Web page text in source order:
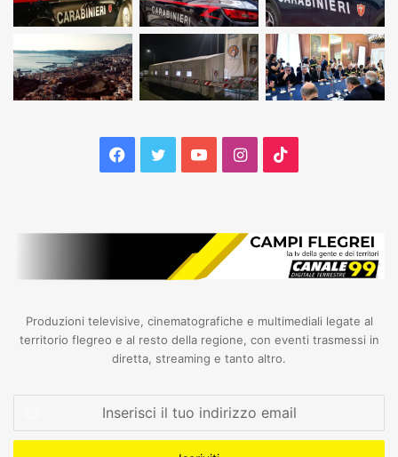
Facebook
TwitterYouTubeInstagram
Produzioni televisive, cinematografiche e multimediali legate al
territorio flegreo e al resto della regione, con eventi trasmessi in
diretta, streaming e tanto altro.
tuo